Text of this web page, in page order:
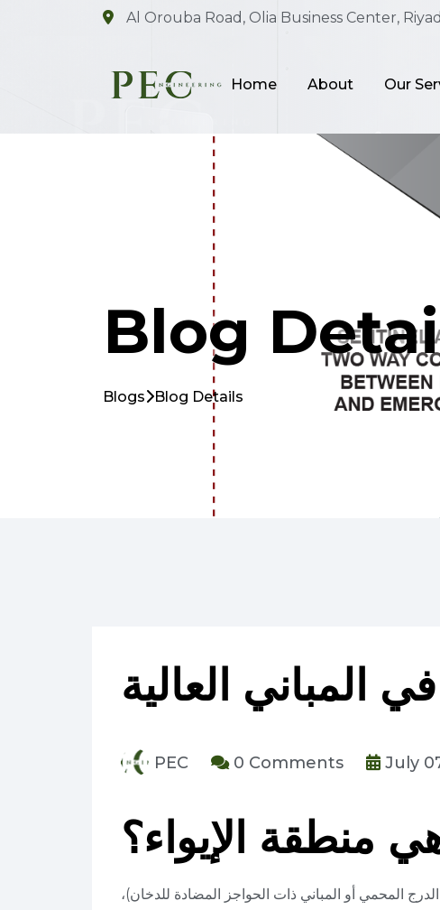
Al Orouba Road, Olia Business Center,
Home About Our
Blog
Blogs Blog Details
المباني العالية
PEC 0 Comments July
منطقة الإيواء؟
المحمي أو المباني ذات الحواجز المضادة للدخان)،